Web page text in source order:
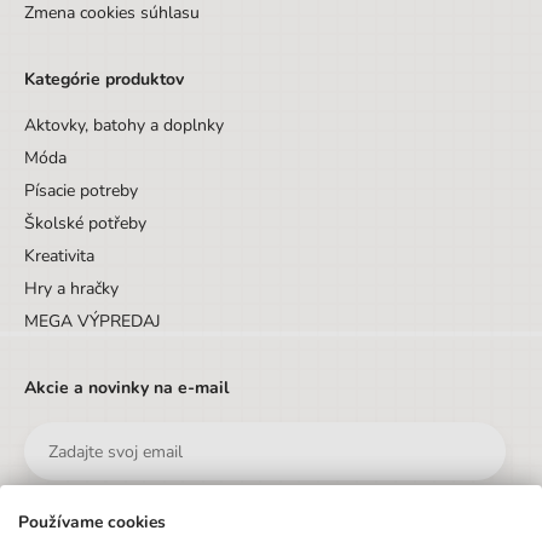
Zmena cookies súhlasu
Kategórie produktov
Aktovky, batohy a doplnky
Móda
Písacie potreby
Školské potřeby
Kreativita
Hry a hračky
MEGA VÝPREDAJ
Akcie a novinky na e-mail
Používame cookies